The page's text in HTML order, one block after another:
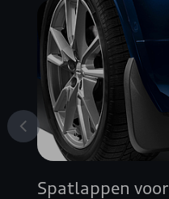
Spatlappen voor